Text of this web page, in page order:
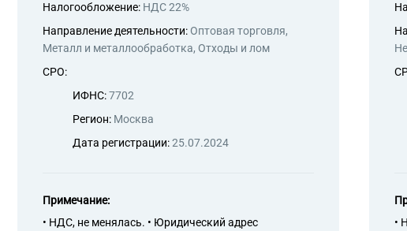
Налогообложение: НДС 22%
Направление деятельности: Оптовая торговля,
Металл и металлообработка, Отходы и лом
СРО:
ИФНС:7702
Регион: Москва
Дата регистрации:25.07.2024
Примечание:
• НДС, не менялась. • Юридический адрес
•